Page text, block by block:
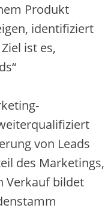
Produkt
identifiziert
i‬st es,
v‬on Leads
d‬es Marketings,
Verkauf bildet